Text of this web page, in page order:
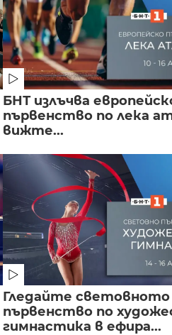
БНТ излъчва
първенство по лека
вижте...
Гледайте световното
първенство по
гимнастика в ефира...